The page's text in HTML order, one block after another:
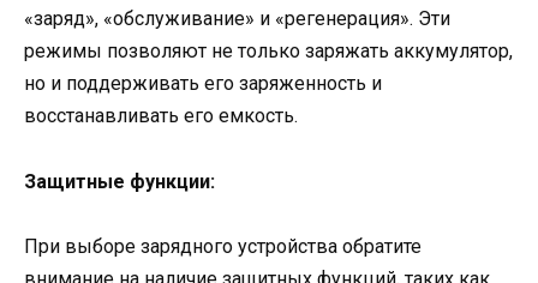
«заряд», «обслуживание» и «регенерация». Эти
режимы позволяют не только заряжать аккумулятор,
но и поддерживать его заряженность и
восстанавливать его емкость.
Защитные функции:
При выборе зарядного устройства обратите